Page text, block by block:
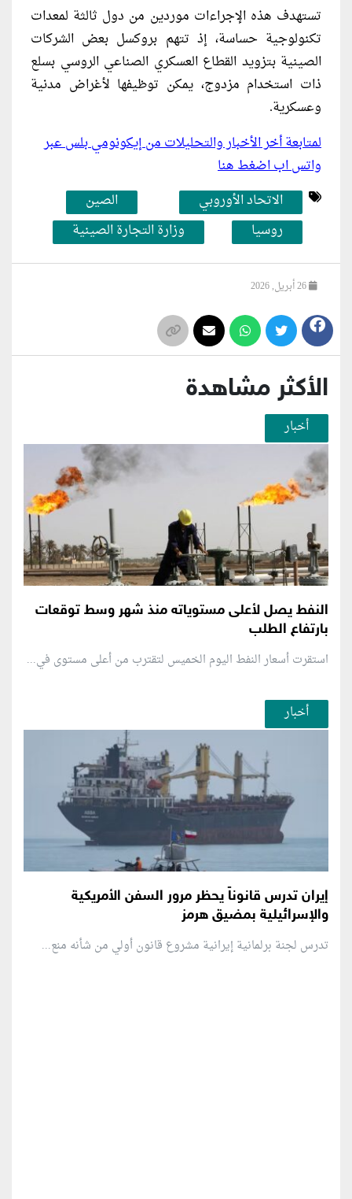
تستهدف هذه الإجراءات موردين من دول ثالثة لمعدات
تكنولوجية حساسة، إذ تتهم بروكسل بعض الشركات
الصينية بتزويد القطاع العسكري الصناعي الروسي بسلع
ذات استخدام مزدوج، يمكن توظيفها لأغراض مدنية
وعسكرية.
لمتابعة أخر الأخبار والتحليلات من إيكونومي بلس عبر
واتس اب اضغط هنا
الاتحاد الأوروبي
الصين
روسيا
وزارة التجارة الصينية
الأكثر مشاهدة
أخبار
النفط يصل لأعلى مستوياته منذ شهر وسط توقعات
بارتفاع الطلب
استقرت أسعار النفط اليوم الخميس لتقترب من أعلى مستوى في...
أخبار
إيران تدرس قانوناً يحظر مرور السفن الأمريكية
والإسرائيلية بمضيق هرمز
تدرس لجنة برلمانية إيرانية مشروع قانون ⁠أولي من شأنه منع...